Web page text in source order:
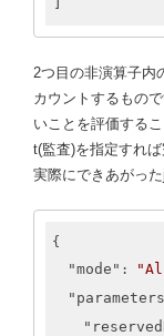
2つ目の非演算子内
カウントするもの
いことを評価する
t(監査)を指定すれば
実際にできあがっ
{
"mode" :